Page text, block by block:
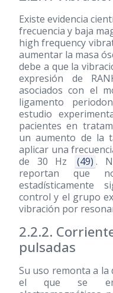
Existe evidencia
frecuencia y baja
high frequency
aumentar la masa
debe a que la
expresión de
asociados con el
ligamento
estudio
pacientes en
un aumento de la
aplicar una
de 30 Hz
(49) .
reportan que
estadísticamente
control y el grupo
vibración por
2.2.2.
pulsadas
Su uso remonta a la
el que se